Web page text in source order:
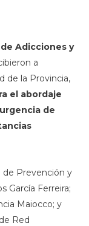
Adicciones y
a
de la Provincia,
el abordaje
de
de Prevención y
García Ferreira;
Maiocco; y
Red